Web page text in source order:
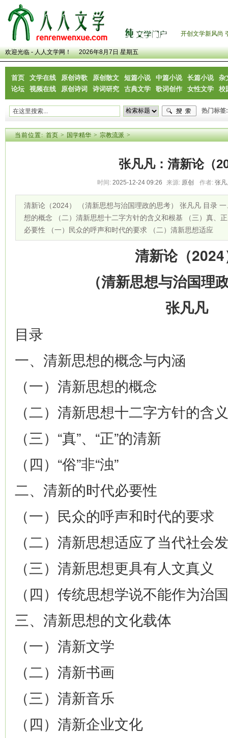
开创文学新风尚
欢迎光临 - 人人文学网！ 2026年8月7日 星期五
首页 文学在线 原创诗歌 原创散文 短篇小说 中篇小说 长篇小说
杂
论坛
视频在线 原创诗词 诗词研究 古典文学 歌词创作 女性文学 校
热门标签:
当前位置: 首页>国学精华>宗教流派>
张凡凡：清新论（
时间: 2025-12-24 09:26 来源: 原创 作者: 张
清新论（2024） （清新思想与治国理政的思考） 张凡凡 目录
想的概念 （二）清新思想十二字方针的含义和根基 （三）真、
必要性 （一）民众的呼声和时代的要求 （二）清新思想适应
清新论（
（清新思想与治国理
张凡凡
目录
一、清新思想的概念与内涵
（一）清新思想的概念
（二）清新思想十二字方针的含
（三）“真”、“正”的清新
（四）“俗”非“浊”
二、清新的时代必要性
（一）民众的呼声和时代的要求
（二）清新思想适应了当代社会
（三）清新思想更具有人文真义
（四）传统思想学说不能作为治
三、清新思想的文化载体
（一）清新文学
（二）清新书画
（三）清新音乐
（四）清新企业文化